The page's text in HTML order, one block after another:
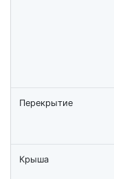
Перекрытие
Крыша